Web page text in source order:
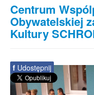
Centrum
Obywatelskiej
Kultury
f Udostępnij